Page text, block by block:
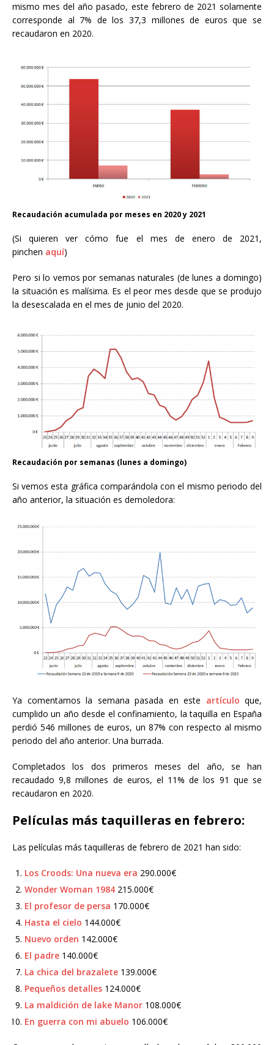
mismo mes del año pasado, este febrero de 2021 solamente
corresponde al 7% de los 37,3 millones de euros que se
recaudaron en 2020.
Recaudación acumulada por meses en 2020 y 2021
(Si quieren ver cómo fue el mes de enero de 2021,
pinchen aquí)
Pero si lo vemos por semanas naturales (de lunes a domingo)
la situación es malísima. Es el peor mes desde que se produjo
la desescalada en el mes de junio del 2020.
Recaudación por semanas (lunes a domingo)
Si vemos esta gráfica comparándola con el mismo periodo del
año anterior, la situación es demoledora:
Ya comentamos la semana pasada en este artículo que,
cumplido un año desde el confinamiento, la taquilla en España
perdió 546 millones de euros, un 87% con respecto al mismo
periodo del año anterior. Una burrada.
Completados los dos primeros meses del año, se han
recaudado 9,8 millones de euros, el 11% de los 91 que se
recaudaron en 2020.
Películas más taquilleras en febrero:
Las películas más taquilleras de febrero de 2021 han sido:
Los Croods: Una nueva era 290.000€
Wonder Woman 1984 215.000€
El profesor de persa 170.000€
Hasta el cielo 144.000€
Nuevo orden 142.000€
El padre 140.000€
La chica del brazalete 139.000€
Pequeños detalles 124.000€
La maldición de lake Manor 108.000€
En guerra con mi abuelo 106.000€